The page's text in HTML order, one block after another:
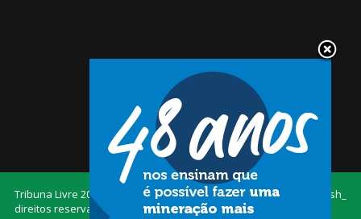
Tribuna Livre 2026 — Todos os
direitos reservados.
Desenvolvido por Dash_